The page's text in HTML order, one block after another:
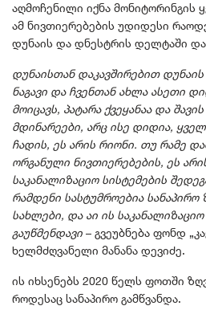
აღმოჩენილი იქნა მონიტორინგის
ამ ნივთიერებების უდიდესი
დუნაის და დნესტრის დელტაში
დუნაისთან დაკავშირებით
ნაგავი და ჩვენთან ახლა ასეთი
მოიცავს, პატარა ქვეყანაა და
მდინარეები, არც ისე დიდია,
ჩადის, ეს არის რიონი. თუ რამე
ორგანული ნივთიერებების, ეს
საკანალიზაციო სისტემების
რამდენი სასტუმროებია სანაპირო
სახლები, და აი ის
გაუწმენდავი – გვეუბნება ფონდ
ხელმძღვანელი მანანა დევიძე.
ის იხსენებს 2020 წელს ფოთში
როდესაც სანაპირო გამწვანდა.